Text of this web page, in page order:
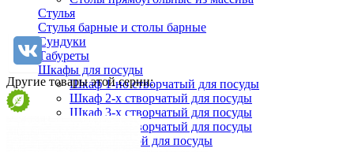
Стулья
Стулья барные и столы барные
Сундуки
Табуреты
Шкафы для посуды
Шкаф 1-но створчатый для посуды
Шкаф 2-х створчатый для посуды
Шкаф 3-х створчатый для посуды
Шкаф 4-х створчатый для посуды
Шкаф угловой для посуды
Другие товары этой серии: